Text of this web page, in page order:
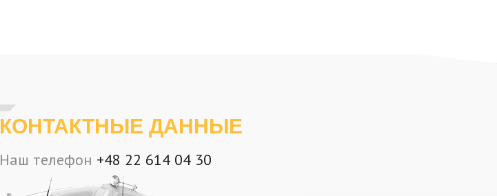
КОНТАКТНЫЕ ДАННЫЕ
Наш телефон +48 22 614 04 30